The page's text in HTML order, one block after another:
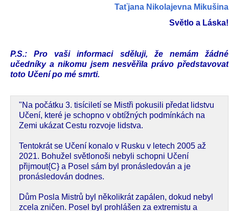
Taťjana Nikolajevna Mikušina
Světlo a Láska!
P.S.: Pro vaši informaci sděluji, že nemám žádné
učedníky a nikomu jsem nesvěřila právo představovat
toto Učení po mé smrti.
"Na počátku 3. tisíciletí se Mistři pokusili předat lidstvu
Učení, které je schopno v obtížných podmínkách na
Zemi ukázat Cestu rozvoje lidstva.
Tentokrát se Učení konalo v Rusku v letech 2005 až
2021. Bohužel světlonoši nebyli schopni Učení
přijmout{C} a Posel sám byl pronásledován a je
pronásledován dodnes.
Dům Posla Mistrů byl několikrát zapálen, dokud nebyl
zcela zničen. Posel byl prohlášen za extremistu a